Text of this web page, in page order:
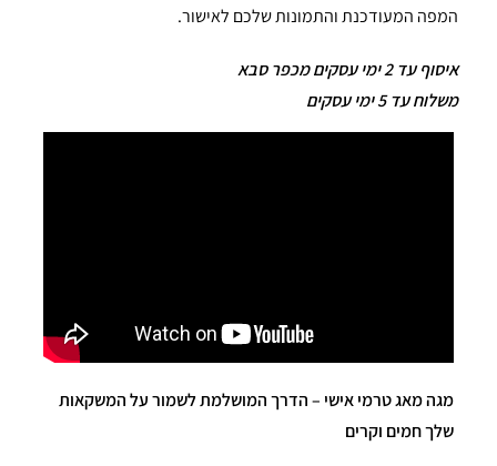
המפה המעודכנת והתמונות שלכם לאישור.
איסוף עד 2 ימי עסקים מכפר סבא
משלוח עד 5 ימי עסקים
מגה מאג טרמי אישי – הדרך המושלמת לשמור על המשקאות
שלך חמים וקרים